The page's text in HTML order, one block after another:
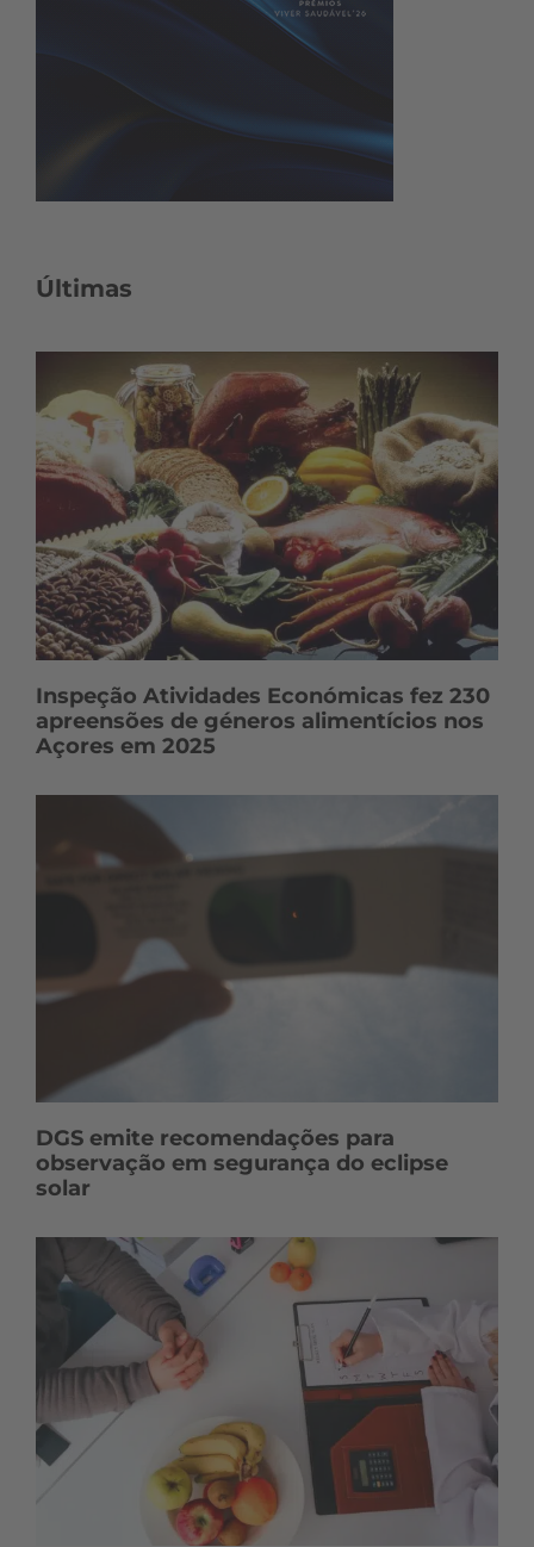
Últimas
Inspeção Atividades Económicas fez 230
apreensões de géneros alimentícios nos
Açores em 2025
DGS emite recomendações para
observação em segurança do eclipse
solar